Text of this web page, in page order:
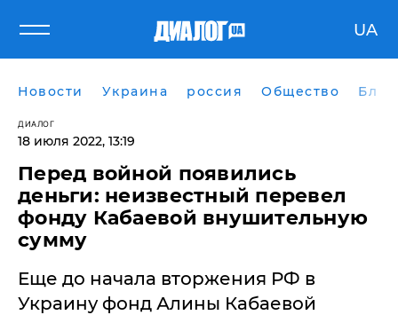
UA
Новости Украина россия Общество
ДИАЛОГ
18 июля 2022, 13:19
​Перед войной появились
деньги: неизвестный перевел
фонду Кабаевой внушительную
сумму
Еще до начала вторжения РФ в
Украину фонд Алины Кабаевой